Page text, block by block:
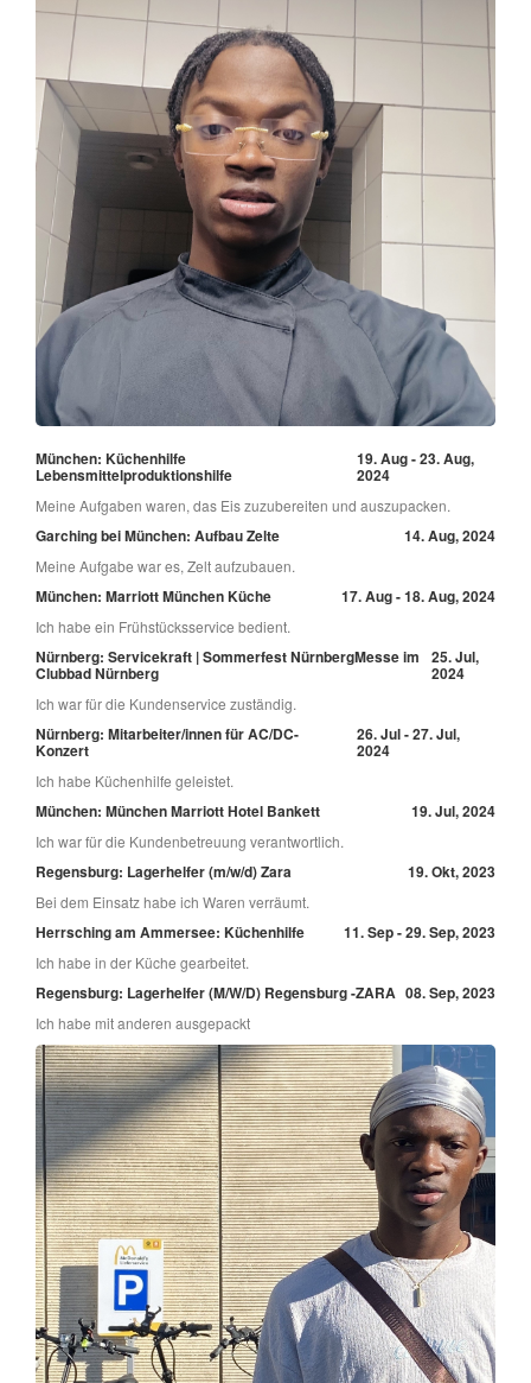
München: Küchenhilfe
Lebensmittelproduktionshilfe
19. Aug - 23. Aug,
2024
Meine Aufgaben waren, das Eis zuzubereiten und auszupacken.
Garching bei München: Aufbau Zelte 14. Aug, 2024
Meine Aufgabe war es, Zelt aufzubauen.
München: Marriott München Küche 17. Aug - 18. Aug, 2024
Ich habe ein Frühstücksservice bedient.
Nürnberg: Servicekraft | Sommerfest NürnbergMesse im
Clubbad Nürnberg
25. Jul,
2024
Ich war für die Kundenservice zuständig.
Nürnberg: Mitarbeiter/innen für AC/DC-
Konzert
26. Jul - 27. Jul,
2024
Ich habe Küchenhilfe geleistet.
München: München Marriott Hotel Bankett 19. Jul, 2024
Ich war für die Kundenbetreuung verantwortlich.
Regensburg: Lagerhelfer (m/w/d) Zara 19. Okt, 2023
Bei dem Einsatz habe ich Waren verräumt.
Herrsching am Ammersee: Küchenhilfe 11. Sep - 29. Sep, 2023
Ich habe in der Küche gearbeitet.
Regensburg: Lagerhelfer (M/W/D) Regensburg -ZARA 08. Sep, 2023
Ich habe mit anderen ausgepackt